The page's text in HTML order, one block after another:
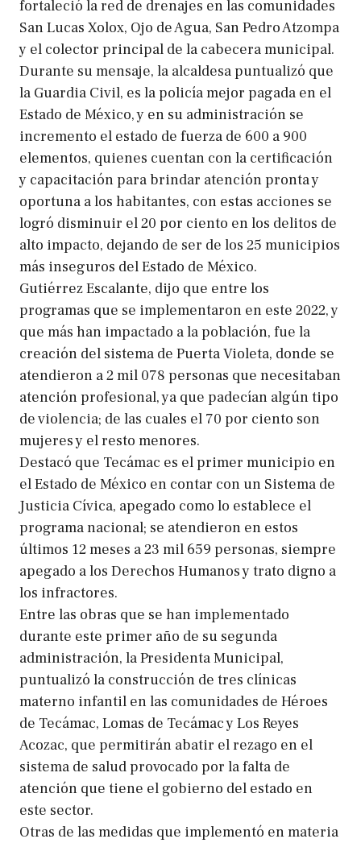
fortaleció la red de drenajes en las comunidades
San Lucas Xolox, Ojo de Agua, San Pedro Atzompa
y el colector principal de la cabecera municipal.
Durante su mensaje, la alcaldesa puntualizó que
la Guardia Civil, es la policía mejor pagada en el
Estado de México, y en su administración se
incremento el estado de fuerza de 600 a 900
elementos, quienes cuentan con la certificación
y capacitación para brindar atención pronta y
oportuna a los habitantes, con estas acciones se
logró disminuir el 20 por ciento en los delitos de
alto impacto, dejando de ser de los 25 municipios
más inseguros del Estado de México.
Gutiérrez Escalante, dijo que entre los
programas que se implementaron en este 2022, y
que más han impactado a la población, fue la
creación del sistema de Puerta Violeta, donde se
atendieron a 2 mil 078 personas que necesitaban
atención profesional, ya que padecían algún tipo
de violencia; de las cuales el 70 por ciento son
mujeres y el resto menores.
Destacó que Tecámac es el primer municipio en
el Estado de México en contar con un Sistema de
Justicia Cívica, apegado como lo establece el
programa nacional; se atendieron en estos
últimos 12 meses a 23 mil 659 personas, siempre
apegado a los Derechos Humanos y trato digno a
los infractores.
Entre las obras que se han implementado
durante este primer año de su segunda
administración, la Presidenta Municipal,
puntualizó la construcción de tres clínicas
materno infantil en las comunidades de Héroes
de Tecámac, Lomas de Tecámac y Los Reyes
Acozac, que permitirán abatir el rezago en el
sistema de salud provocado por la falta de
atención que tiene el gobierno del estado en
este sector.
Otras de las medidas que implementó en materia